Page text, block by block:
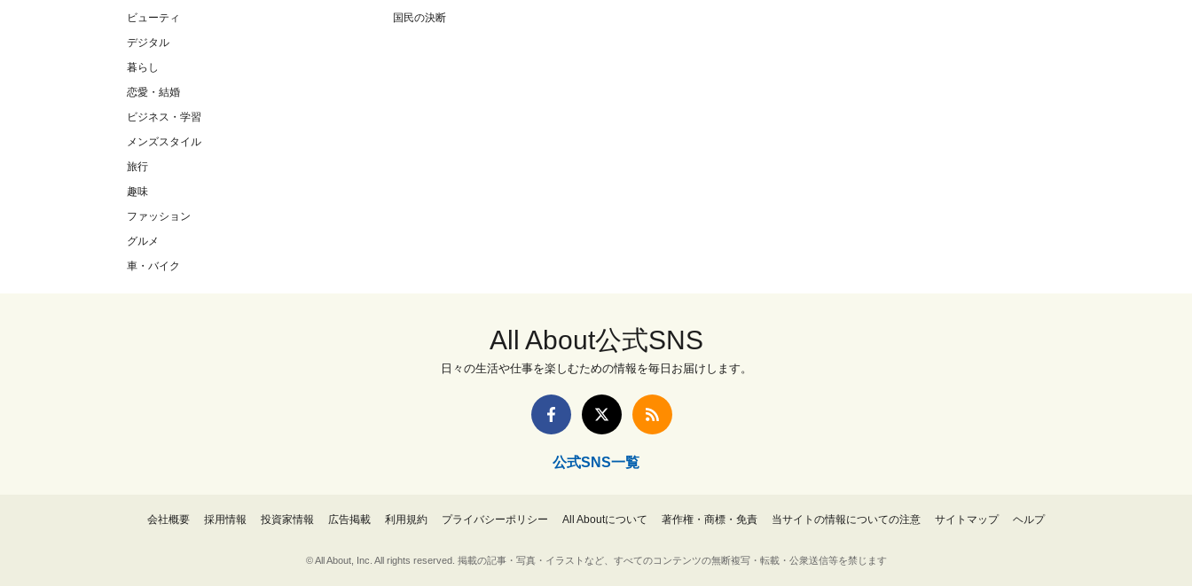
ビューティ
デジタル
暮らし
恋愛・結婚
ビジネス・学習
メンズスタイル
旅行
趣味
ファッション
グルメ
車・バイク
国民の決断
All About公式SNS
日々の生活や仕事を楽しむための情報を毎日お届けします。
公式SNS一覧
会社概要 採用情報 投資家情報 広告掲載 利用規約 プライバシーポリシー All Aboutについて 著作権・商標・免責 当サイトの情報についての注意 サイトマップ ヘルプ
© All About, Inc. All rights reserved. 掲載の記事・写真・イラストなど、すべてのコンテンツの無断複写・転載・公衆送信等を禁じます